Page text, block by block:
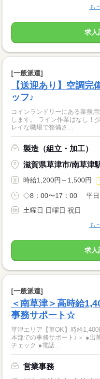
も
求人
[一般派遣]
【送迎あり】空調完
ッフ♪
コインランドリーにある業務
します。 ライン作業はなし！
レイな職場で整備さ...
製造（組立・加工）
滋賀県草津市/南草津
時給1,200円～1,500円
◇8：00〜17：00 平日
土曜日 日曜日 祝日
も
求人
[一般派遣]
＜南草津＞高時給
事務サポート☆
草津エリア【車OK】時給
本部での事務サポート♪＞ ●出
チェック ●電話...
営業事務